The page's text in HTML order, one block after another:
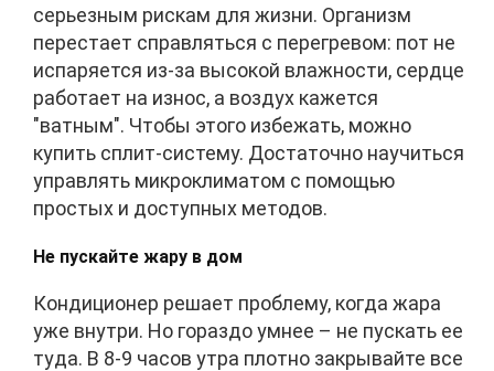
серьезным рискам для жизни. Организм
перестает справляться с перегревом: пот не
испаряется из-за высокой влажности, сердце
работает на износ, а воздух кажется
"ватным". Чтобы этого избежать, можно
купить сплит-систему. Достаточно научиться
управлять микроклиматом с помощью
простых и доступных методов.
Не пускайте жару в дом
Кондиционер решает проблему, когда жара
уже внутри. Но гораздо умнее – не пускать ее
туда. В 8-9 часов утра плотно закрывайте все